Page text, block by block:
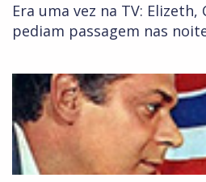
Era uma vez na TV: Elizeth,
pediam passagem nas